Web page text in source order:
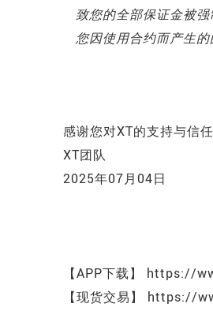
致您的全部保证金被
您因使用合约而产生
感谢您对XT的支持与信任
XT团队
2025年07月04日
【APP下载】 https://
【现货交易】 https://